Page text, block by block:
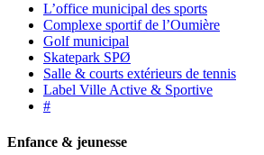
L’office municipal des sports
Complexe sportif de l’Oumière
Golf municipal
Skatepark SPØ
Salle & courts extérieurs de tennis
Label Ville Active & Sportive
#
Enfance & jeunesse